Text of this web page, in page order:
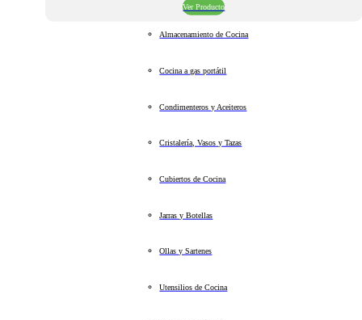
Ver Producto
Almacenamiento de Cocina
Cocina a gas portátil
Condimenteros y Aceiteros
Cristalería, Vasos y Tazas
Cubiertos de Cocina
Jarras y Botellas
Ollas y Sartenes
Utensilios de Cocina